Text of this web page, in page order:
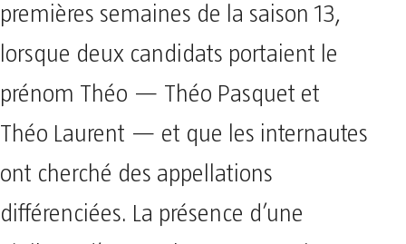
premières semaines de la saison 13,
lorsque deux candidats portaient le
prénom Théo — Théo Pasquet et
Théo Laurent — et que les internautes
ont cherché des appellations
différenciées. La présence d’une